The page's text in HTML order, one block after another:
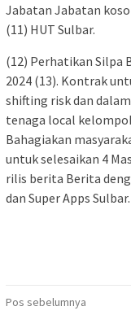
Jabatan Jabatan
(11) HUT Sulbar.
(12) Perhatikan Silpa
2024 (13). Kontrak
shifting risk dan
tenaga local
Bahagiakan
untuk selesaikan 4
rilis berita Berita
dan Super Apps
Navigasi
Pos sebelumnya